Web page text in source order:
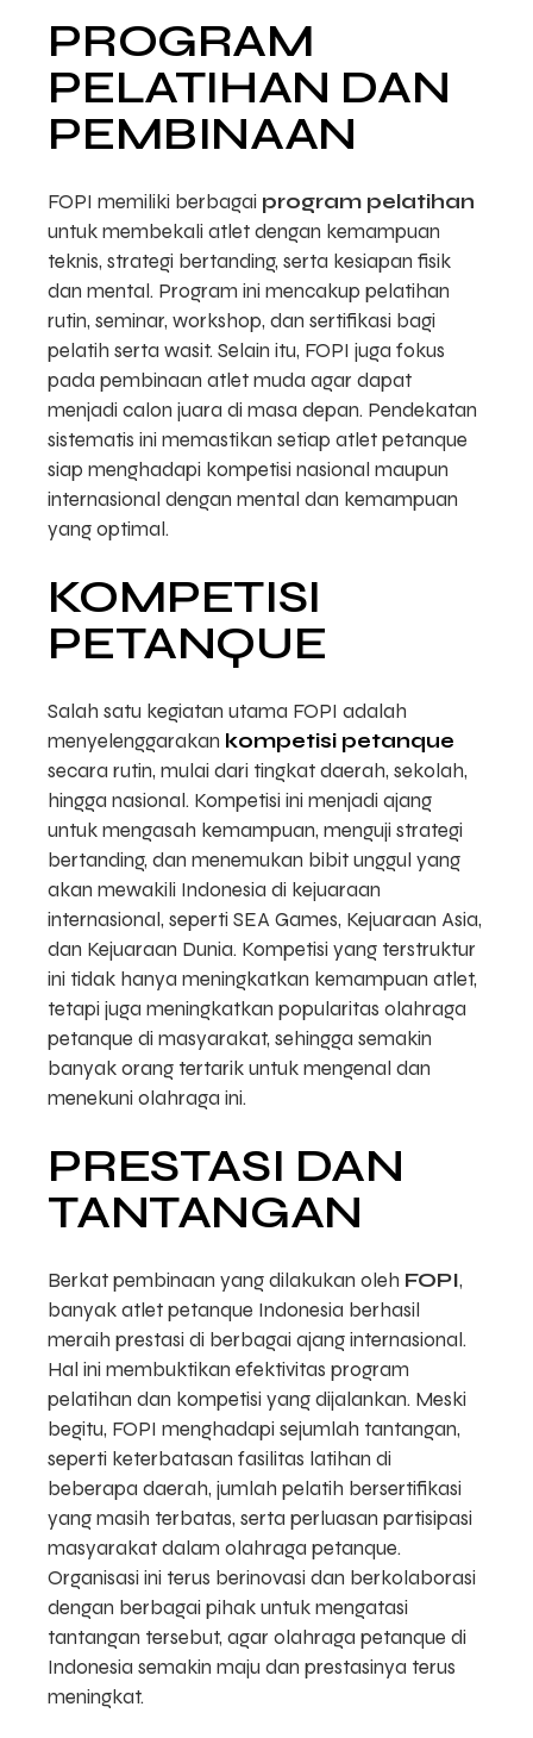
PROGRAM
PELATIHAN DAN
PEMBINAAN
FOPI memiliki berbagai program pelatihan
untuk membekali atlet dengan kemampuan
teknis, strategi bertanding, serta kesiapan fisik
dan mental. Program ini mencakup pelatihan
rutin, seminar, workshop, dan sertifikasi bagi
pelatih serta wasit. Selain itu, FOPI juga fokus
pada pembinaan atlet muda agar dapat
menjadi calon juara di masa depan. Pendekatan
sistematis ini memastikan setiap atlet petanque
siap menghadapi kompetisi nasional maupun
internasional dengan mental dan kemampuan
yang optimal.
KOMPETISI
PETANQUE
Salah satu kegiatan utama FOPI adalah
menyelenggarakan kompetisi petanque
secara rutin, mulai dari tingkat daerah, sekolah,
hingga nasional. Kompetisi ini menjadi ajang
untuk mengasah kemampuan, menguji strategi
bertanding, dan menemukan bibit unggul yang
akan mewakili Indonesia di kejuaraan
internasional, seperti SEA Games, Kejuaraan Asia,
dan Kejuaraan Dunia. Kompetisi yang terstruktur
ini tidak hanya meningkatkan kemampuan atlet,
tetapi juga meningkatkan popularitas olahraga
petanque di masyarakat, sehingga semakin
banyak orang tertarik untuk mengenal dan
menekuni olahraga ini.
PRESTASI DAN
TANTANGAN
Berkat pembinaan yang dilakukan oleh FOPI,
banyak atlet petanque Indonesia berhasil
meraih prestasi di berbagai ajang internasional.
Hal ini membuktikan efektivitas program
pelatihan dan kompetisi yang dijalankan. Meski
begitu, FOPI menghadapi sejumlah tantangan,
seperti keterbatasan fasilitas latihan di
beberapa daerah, jumlah pelatih bersertifikasi
yang masih terbatas, serta perluasan partisipasi
masyarakat dalam olahraga petanque.
Organisasi ini terus berinovasi dan berkolaborasi
dengan berbagai pihak untuk mengatasi
tantangan tersebut, agar olahraga petanque di
Indonesia semakin maju dan prestasinya terus
meningkat.